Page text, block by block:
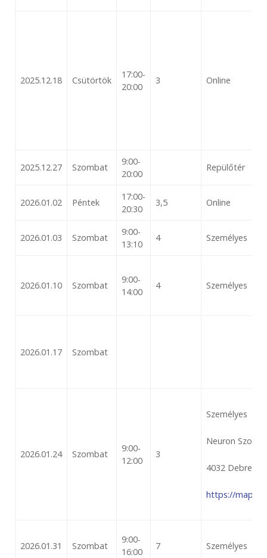
2025.12.18 Csütörtök
17:00-
20:00
3 Online
2025.12.27 Szombat
9:00-
20:00
Repülőtér
2026.01.02 Péntek
17:00-
20:30
3,5 Online
2026.01.03 Szombat
9:00-
13:10
4 Személyes
2026.01.10 Szombat
9:00-
14:00
4 Személyes
2026.01.17 Szombat
2026.01.24 Szombat
9:00-
12:00
3
Személyes
Neuron
4032
https://
2026.01.31 Szombat
9:00-
16:00
7 Személyes